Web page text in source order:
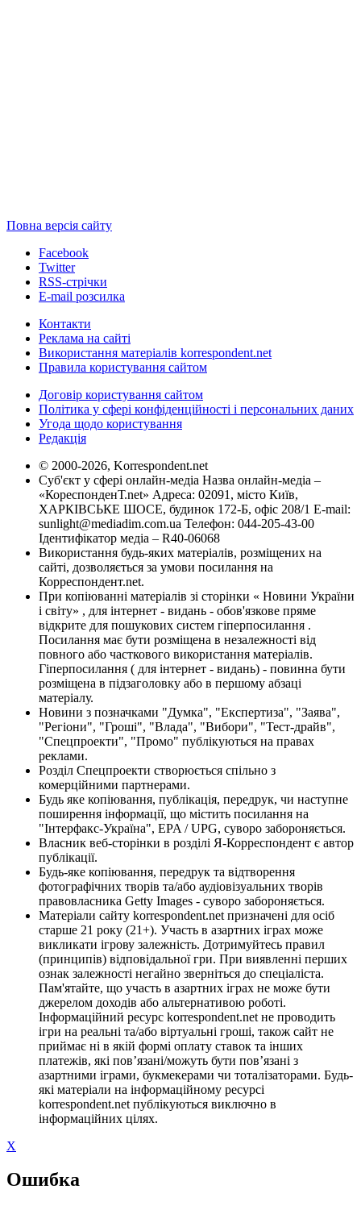
Повна версія сайту
Facebook
Twitter
RSS-стрічки
E-mail розсилка
Контакти
Реклама на сайті
Використання матеріалів korrespondent.net
Правила користування сайтом
Договір користування сайтом
Політика у сфері конфіденційності і персональних даних
Угода щодо користування
Редакція
© 2000-2026, Korrespondent.net
Суб'єкт у сфері онлайн-медіа Назва онлайн-медіа –
«КореспонденТ.net» Адреса: 02091, місто Київ,
ХАРКІВСЬКЕ ШОСЕ, будинок 172-Б, офіс 208/1 E-mail:
sunlight@mediadim.com.ua Телефон: 044-205-43-00
Ідентифікатор медіа – R40-06068
Використання будь-яких матеріалів, розміщених на
сайті, дозволяється за умови посилання на
Корреспондент.net.
При копіюванні матеріалів зі сторінки « Новини України
і світу» , для інтернет - видань - обов'язкове пряме
відкрите для пошукових систем гіперпосилання .
Посилання має бути розміщена в незалежності від
повного або часткового використання матеріалів.
Гіперпосилання ( для інтернет - видань) - повинна бути
розміщена в підзаголовку або в першому абзаці
матеріалу.
Новини з позначками "Думка", "Експертиза", "Заява",
"Регіони", "Гроші", "Влада", "Вибори", "Тест-драйв",
"Спецпроекти", "Промо" публікуються на правах
реклами.
Розділ Спецпроекти створюється спільно з
комерційними партнерами.
Будь яке копіювання, публікація, передрук, чи наступне
поширення інформації, що містить посилання на
"Інтерфакс-Україна", EPA / UPG, суворо забороняється.
Власник веб-сторінки в розділі Я-Корреспондент є автор
публікації.
Будь-яке копіювання, передрук та відтворення
фотографічних творів та/або аудіовізуальних творів
правовласника Getty Images - суворо забороняється.
Матеріали сайту korrespondent.net призначені для осіб
старше 21 року (21+). Участь в азартних іграх може
викликати ігрову залежність. Дотримуйтесь правил
(принципів) відповідальної гри. При виявленні перших
ознак залежності негайно зверніться до спеціаліста.
Пам'ятайте, що участь в азартних іграх не може бути
джерелом доходів або альтернативою роботі.
Інформаційний ресурс korrespondent.net не проводить
ігри на реальні та/або віртуальні гроші, також сайт не
приймає ні в якій формі оплату ставок та інших
платежів, які пов’язані/можуть бути пов’язані з
азартними іграми, букмекерами чи тоталізаторами. Будь-
які матеріали на інформаційному ресурсі
korrespondent.net публікуються виключно в
інформаційних цілях.
X
Ошибка